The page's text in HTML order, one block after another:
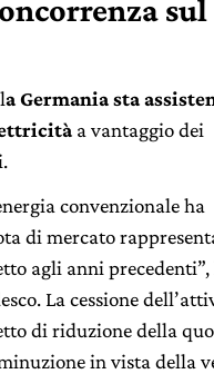
sul
a Germania sta
a vantaggio dei
convenzionale ha
di mercato
agli anni precedenti”,
La cessione
di riduzione della
in vista della